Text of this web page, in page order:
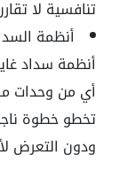
تنافسية لا
أنظمة
أنظمة سداد
أي من وحدات
تخطو خطوة
ودون التعرض